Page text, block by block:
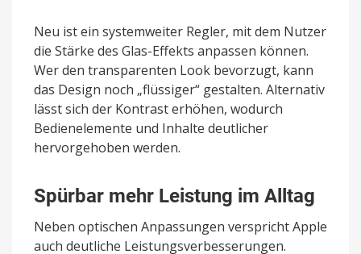
Neu ist ein systemweiter Regler, mit dem Nutzer
die Stärke des Glas-Effekts anpassen können.
Wer den transparenten Look bevorzugt, kann
das Design noch „flüssiger“ gestalten. Alternativ
lässt sich der Kontrast erhöhen, wodurch
Bedienelemente und Inhalte deutlicher
hervorgehoben werden.
Spürbar mehr Leistung im Alltag
Neben optischen Anpassungen verspricht Apple
auch deutliche Leistungsverbesserungen.